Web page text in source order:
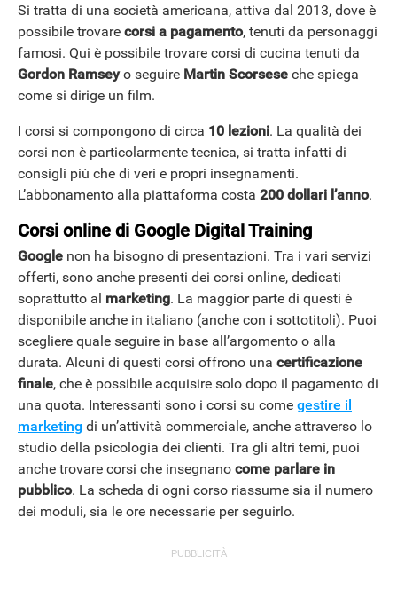
Si tratta di una società americana, attiva dal 2013, dove è
possibile trovare corsi a pagamento, tenuti da personaggi
famosi. Qui è possibile trovare corsi di cucina tenuti da
Gordon Ramseyo seguire Martin Scorsese che spiega
come si dirige un film.
I corsi si compongono di circa 10 lezioni. La qualità dei
corsi non è particolarmente tecnica, si tratta infatti di
consigli più che di veri e propri insegnamenti.
L’abbonamento alla piattaforma costa 200 dollari l’anno.
Corsi online di Google Digital Training
Google non ha bisogno di presentazioni. Tra i vari servizi
offerti, sono anche presenti dei corsi online, dedicati
soprattutto al marketing. La maggior parte di questi è
disponibile anche in italiano (anche con i sottotitoli). Puoi
scegliere quale seguire in base all’argomento o alla
durata. Alcuni di questi corsi offrono una certificazione
finale, che è possibile acquisire solo dopo il pagamento di
una quota. Interessanti sono i corsi su come gestire il
marketing di un’attività commerciale, anche attraverso lo
studio della psicologia dei clienti. Tra gli altri temi, puoi
anche trovare corsi che insegnano come parlare in
pubblico. La scheda di ogni corso riassume sia il numero
dei moduli, sia le ore necessarie per seguirlo.